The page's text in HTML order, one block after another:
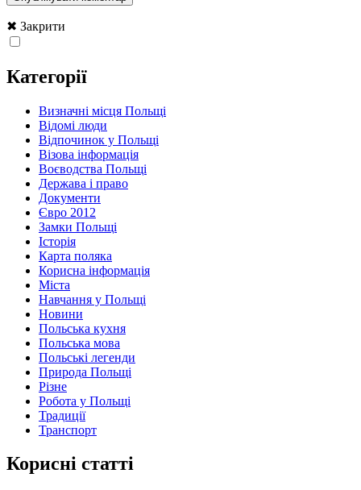
✖ Закрити
Категорії
Визначні місця Польщі
Відомі люди
Відпочинок у Польщі
Візова інформація
Воєводства Польщі
Держава і право
Документи
Євро 2012
Замки Польщі
Історія
Карта поляка
Корисна інформація
Міста
Навчання у Польщі
Новини
Польська кухня
Польська мова
Польські легенди
Природа Польщі
Різне
Робота у Польщі
Традиції
Транспорт
Корисні статті